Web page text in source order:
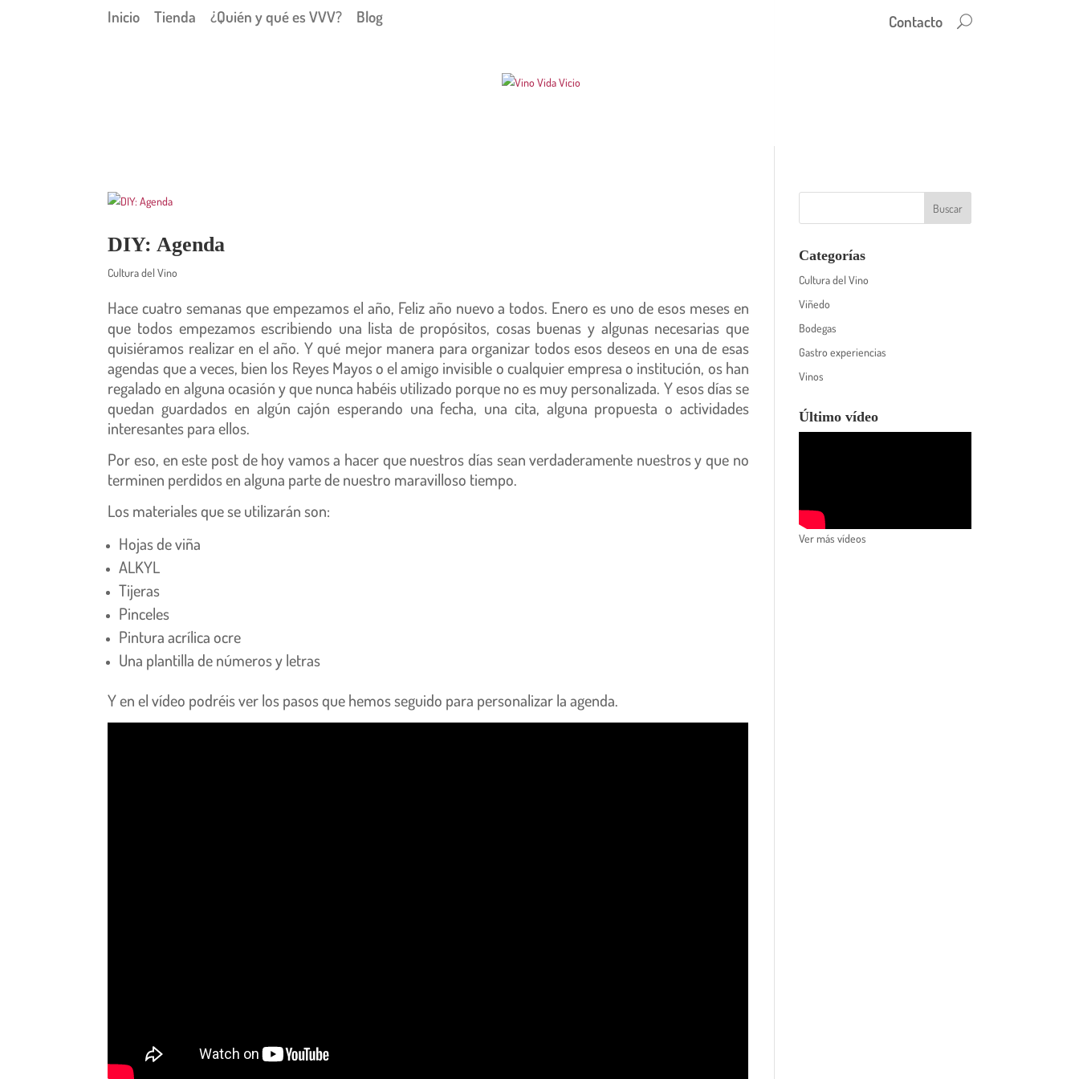
Inicio Tienda ¿Quién y qué es VVV? Blog Contacto
DIY: Agenda
Cultura del Vino
Hace cuatro semanas que empezamos el año, Feliz año nuevo a todos. Enero es uno de esos meses en
que todos empezamos escribiendo una lista de propósitos, cosas buenas y algunas necesarias que
quisiéramos realizar en el año. Y qué mejor manera para organizar todos esos deseos en una de esas
agendas que a veces, bien los Reyes Mayos o el amigo invisible o cualquier empresa o institución, os han
regalado en alguna ocasión y que nunca habéis utilizado porque no es muy personalizada. Y esos días se
quedan guardados en algún cajón esperando una fecha, una cita, alguna propuesta o actividades
interesantes para ellos.
Por eso, en este post de hoy vamos a hacer que nuestros días sean verdaderamente nuestros y que no
terminen perdidos en alguna parte de nuestro maravilloso tiempo.
Los materiales que se utilizarán son:
Hojas de viña
ALKYL
Tijeras
Pinceles
Pintura acrílica ocre
Una plantilla de números y letras
Y en el vídeo podréis ver los pasos que hemos seguido para personalizar la agenda.
Categorías
Cultura del Vino
Viñedo
Bodegas
Gastro experiencias
Vinos
Último vídeo
Ver más vídeos